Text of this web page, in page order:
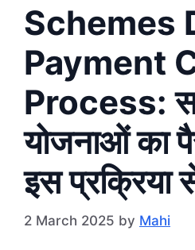
Schemes
Payment
Process:
योजनाओं का
इस प्रक्रिया
2 March 2025 by Mahi